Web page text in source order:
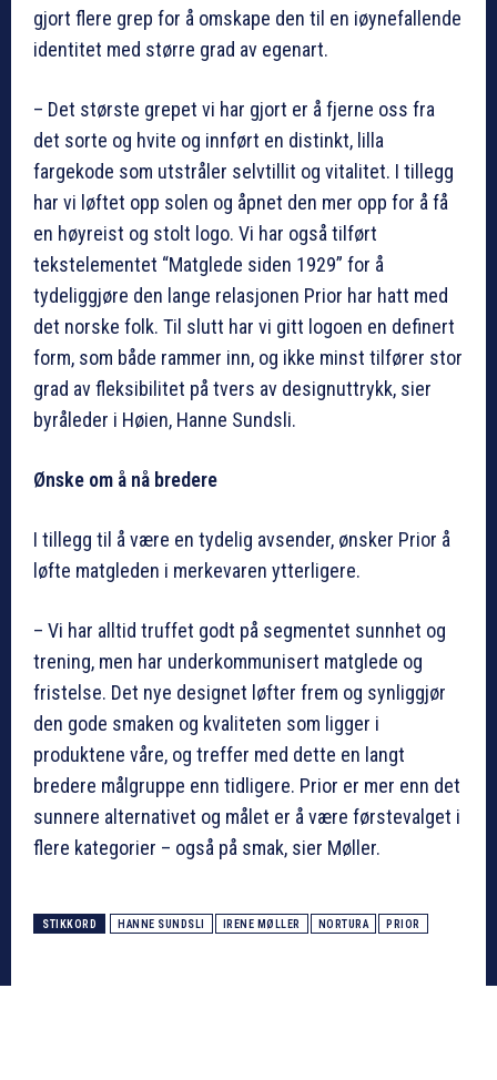
gjort flere grep for å omskape den til en iøynefallende
identitet med større grad av egenart.
– Det største grepet vi har gjort er å fjerne oss fra
det sorte og hvite og innført en distinkt, lilla
fargekode som utstråler selvtillit og vitalitet. I tillegg
har vi løftet opp solen og åpnet den mer opp for å få
en høyreist og stolt logo. Vi har også tilført
tekstelementet “Matglede siden 1929” for å
tydeliggjøre den lange relasjonen Prior har hatt med
det norske folk. Til slutt har vi gitt logoen en definert
form, som både rammer inn, og ikke minst tilfører stor
grad av fleksibilitet på tvers av designuttrykk, sier
byråleder i Høien, Hanne Sundsli.
Ønske om å nå bredere
I tillegg til å være en tydelig avsender, ønsker Prior å
løfte matgleden i merkevaren ytterligere.
– Vi har alltid truffet godt på segmentet sunnhet og
trening, men har underkommunisert matglede og
fristelse. Det nye designet løfter frem og synliggjør
den gode smaken og kvaliteten som ligger i
produktene våre, og treffer med dette en langt
bredere målgruppe enn tidligere. Prior er mer enn det
sunnere alternativet og målet er å være førstevalget i
flere kategorier – også på smak, sier Møller.
STIKKORD HANNE SUNDSLI IRENE MØLLER NORTURA PRIOR